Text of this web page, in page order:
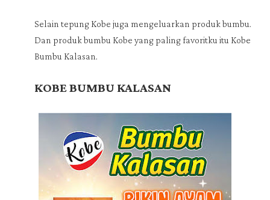
Selain tepung Kobe juga mengeluarkan produk bumbu.
Dan produk bumbu Kobe yang paling favoritku itu Kobe
Bumbu Kalasan.
KOBE BUMBU KALASAN